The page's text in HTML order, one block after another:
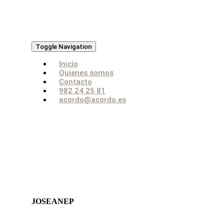
Toggle Navigation
Inicio
Quienes somos
Contacto
982 24 25 81
acordo@acordo.es
JOSEANEP